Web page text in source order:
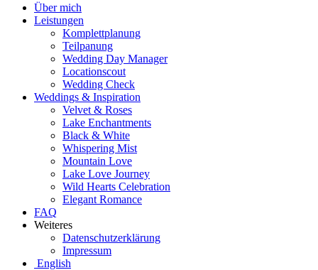
Über mich
Leistungen
Komplettplanung
Teilpanung
Wedding Day Manager
Locationscout
Wedding Check
Weddings & Inspiration
Velvet & Roses
Lake Enchantments
Black & White
Whispering Mist
Mountain Love
Lake Love Journey
Wild Hearts Celebration
Elegant Romance
FAQ
Weiteres
Datenschutzerklärung
Impressum
English